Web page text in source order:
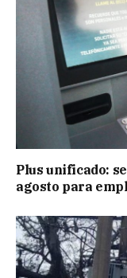
Plus unificado:
agosto para